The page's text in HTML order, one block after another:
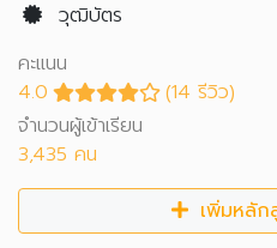
วุฒิบัตร
คะแนน
4.0
(14 รีวิว)
จำนวนผู้เข้าเรียน
3,435 คน
เพิ่มหลัก